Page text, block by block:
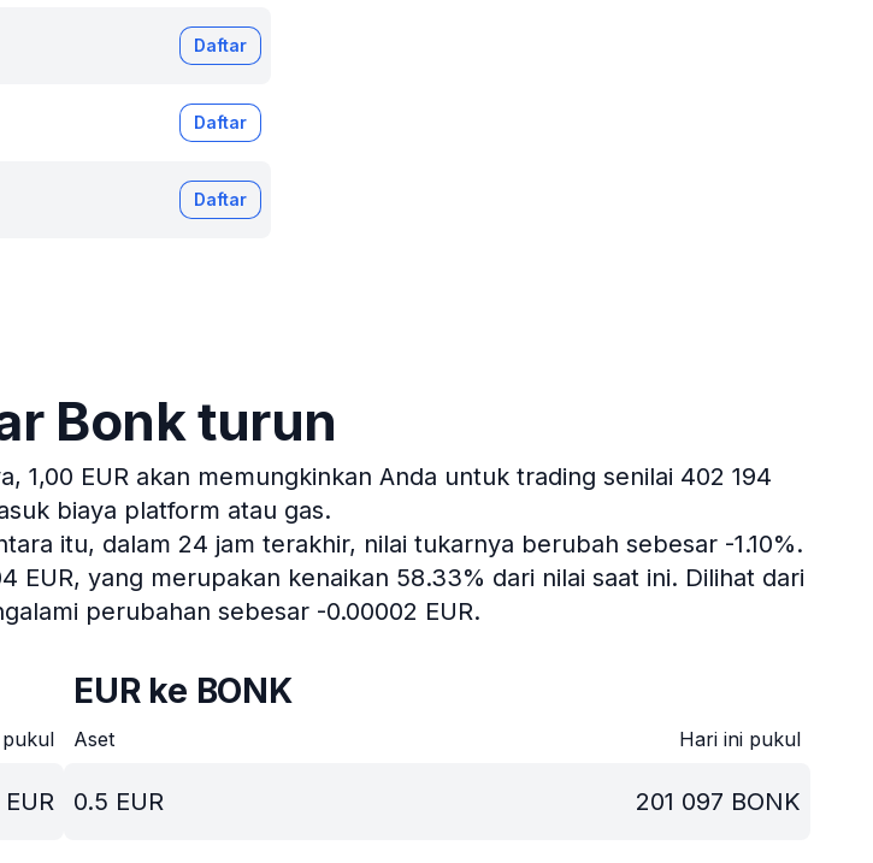
Daftar
Daftar
Daftar
Bonk turun
1,00 EUR akan memungkinkan Anda untuk trading senilai 402 194
biaya platform atau gas.
itu, dalam 24 jam terakhir, nilai tukarnya berubah sebesar -1.10%.
EUR, yang merupakan kenaikan 58.33% dari nilai saat ini. Dilihat dari
perubahan sebesar -0.00002 EUR.
EUR
EUR ke BONK
Aset Hari ini pukul
0.5 EUR 201 097 BONK